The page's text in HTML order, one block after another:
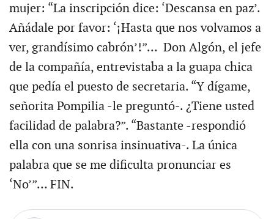
mujer: “La inscripción dice: ‘Descansa en paz’.
Añádale por favor: ‘¡Hasta que nos volvamos a
ver, grandísimo cabrón’!”… Don Algón, el jefe
de la compañía, entrevistaba a la guapa chica
que pedía el puesto de secretaria. “Y dígame,
señorita Pompilia -le preguntó-. ¿Tiene usted
facilidad de palabra?”. “Bastante -respondió
ella con una sonrisa insinuativa-. La única
palabra que se me dificulta pronunciar es
‘No’”… FIN.